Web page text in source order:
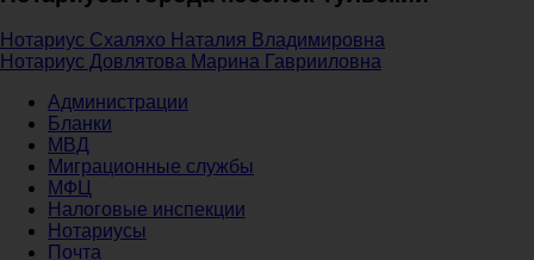
Нотариус Схаляхо Наталия Владимировна
Нотариус Довлятова Марина Гаврииловна
Администрации
Бланки
МВД
Миграционные службы
МФЦ
Налоговые инспекции
Нотариусы
Почта